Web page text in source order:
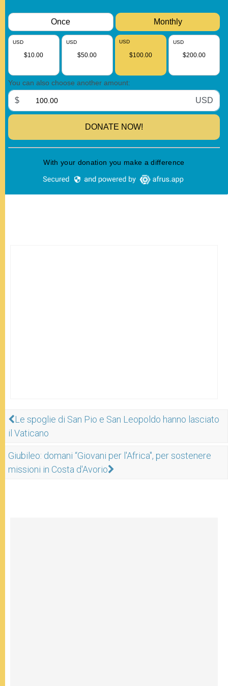
Le spoglie di San Pio e San Leopoldo hanno lasciato
il Vaticano
Giubileo: domani “Giovani per l'Africa", per sostenere
missioni in Costa d'Avorio